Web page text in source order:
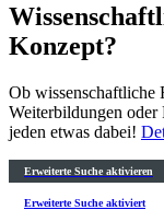
Konzept?
Ob wissenschaftliche
Weiterbildungen oder
jeden etwas dabei!
Erweiterte Suche aktivieren
Erweiterte Suche aktiviert